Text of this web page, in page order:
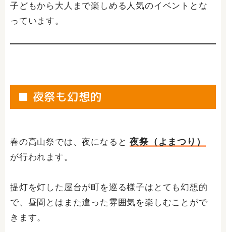
子どもから大人まで楽しめる人気のイベントとな
っています。
■ 夜祭も幻想的
春の高山祭では、夜になると夜祭（よまつり）
が行われます。
提灯を灯した屋台が町を巡る様子はとても幻想的
で、昼間とはまた違った雰囲気を楽しむことがで
きます。